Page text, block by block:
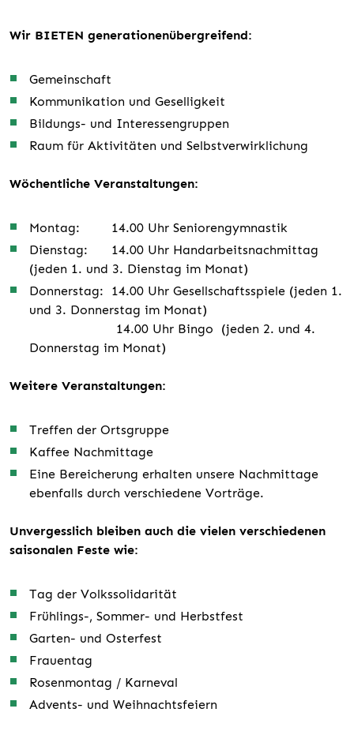
Wir BIETEN generationenübergreifend:
Gemeinschaft
Kommunikation und Geselligkeit
Bildungs- und Interessengruppen
Raum für Aktivitäten und Selbstverwirklichung
Wöchentliche Veranstaltungen:
Montag: 14.00 Uhr Seniorengymnastik
Dienstag: 14.00 Uhr Handarbeitsnachmittag
(jeden 1. und 3. Dienstag im Monat)
Donnerstag: 14.00 Uhr Gesellschaftsspiele (jeden 1.
und 3. Donnerstag im Monat)
14.00 Uhr Bingo (jeden 2. und 4.
Donnerstag im Monat)
Weitere Veranstaltungen:
Treffen der Ortsgruppe
Kaffee Nachmittage
Eine Bereicherung erhalten unsere Nachmittage
ebenfalls durch verschiedene Vorträge.
Unvergesslich bleiben auch die vielen verschiedenen
saisonalen Feste wie:
Tag der Volkssolidarität
Frühlings-, Sommer- und Herbstfest
Garten- und Osterfest
Frauentag
Rosenmontag / Karneval
Advents- und Weihnachtsfeiern